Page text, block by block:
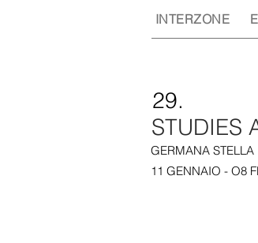
INTERZONE
29.
STUDIES
GERMANA STELLA
11 GENNAIO - O8